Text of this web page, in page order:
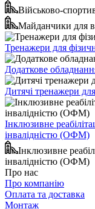
Військово-
Майданчики для
Тренажери для
Додаткове
Дитячі тренажери для
Інклюзивне
інвалідністю (ОФМ)
Інклюзивне
інвалідністю (ОФМ)
Про нас
Про компанію
Оплата та доставка
Монтаж